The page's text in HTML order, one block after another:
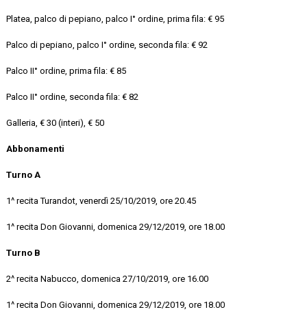
Platea, palco di pepiano, palco I° ordine, prima fila: € 95
Palco di pepiano, palco I° ordine, seconda fila: € 92
Palco II° ordine, prima fila: € 85
Palco II° ordine, seconda fila: € 82
Galleria, € 30 (interi), € 50
Abbonamenti
Turno A
1^ recita Turandot, venerdì 25/10/2019, ore 20.45
1^ recita Don Giovanni, domenica 29/12/2019, ore 18.00
Turno B
2^ recita Nabucco, domenica 27/10/2019, ore 16.00
1^ recita Don Giovanni, domenica 29/12/2019, ore 18.00